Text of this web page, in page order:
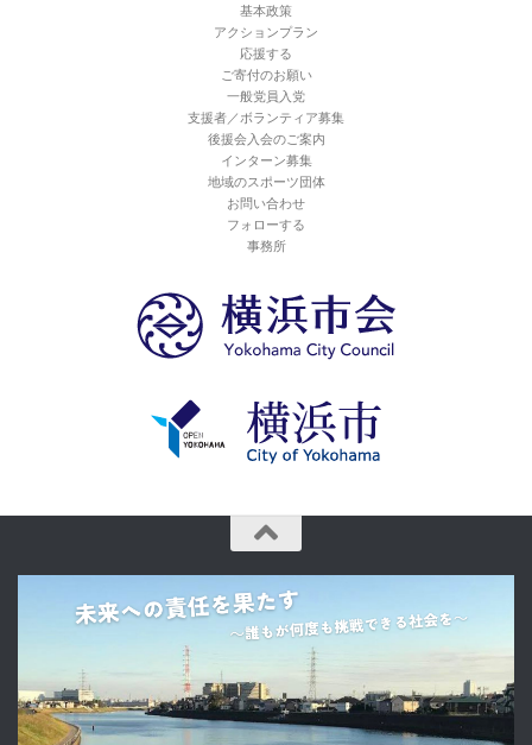
基本政策
アクションプラン
応援する
ご寄付のお願い
一般党員入党
支援者／ボランティア募集
後援会入会のご案内
インターン募集
地域のスポーツ団体
お問い合わせ
フォローする
事務所